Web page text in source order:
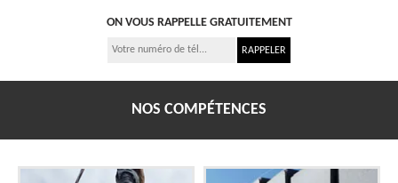
ON VOUS RAPPELLE GRATUITEMENT
NOS COMPÉTENCES